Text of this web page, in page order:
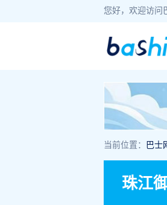
您好，欢迎访问
当前位置： 巴士
珠江